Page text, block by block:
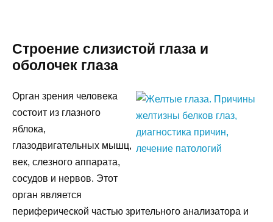
Строение слизистой глаза и
оболочек глаза
Орган зрения человека
состоит из глазного
яблока,
глазодвигательных мышц,
век, слезного аппарата,
сосудов и нервов. Этот
орган является
периферической частью зрительного анализатора и